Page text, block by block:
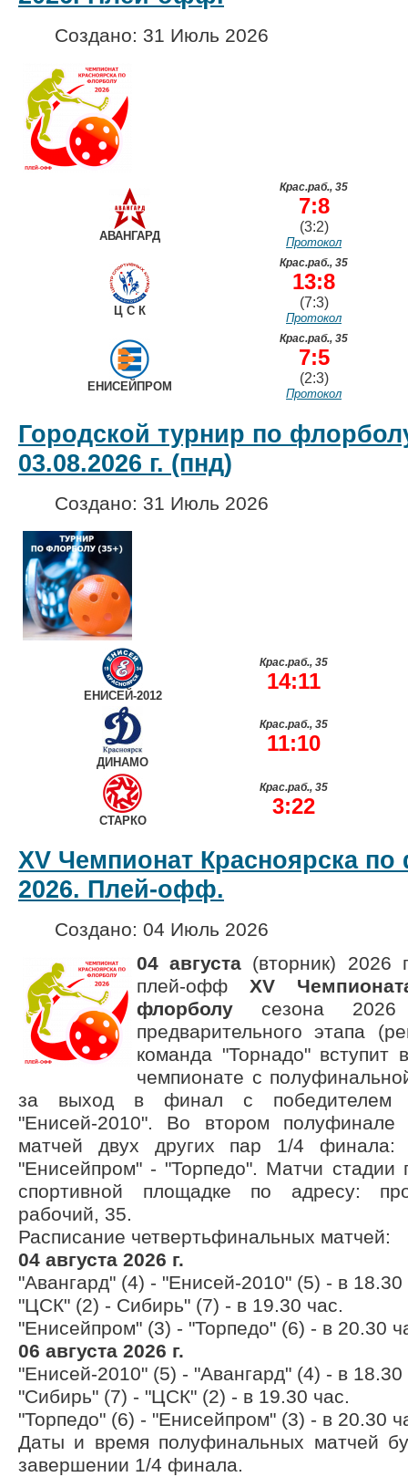
Создано: 31 Июль 2026
АВАНГАРД
Крас.раб., 35
7:8
(3:2)
Протокол
Ц С К
Крас.раб., 35
13:8
(7:3)
Протокол
ЕНИСЕЙПРОМ
Крас.раб., 35
7:5
(2:3)
Протокол
Городской турнир по
03.08.2026 г. (пнд)
Создано: 31 Июль 2026
ЕНИСЕЙ-2012
Крас.раб., 35
14:11
ДИНАМО
Крас.раб., 35
11:10
СТАРКО
Крас.раб., 35
3:22
XV Чемпионат Красноярска
2026. Плей-офф.
Создано: 04 Июль 2026
04 августа (вторник) 2026
плей-офф XV
флорболу сезона 2026
предварительного этапа
команда "Торнадо" вступит
чемпионате с
за выход в финал с победителем
"Енисей-2010". Во втором полуфинале
матчей двух других пар 1/4
"Енисейпром" - "Торпедо". Матчи
спортивной площадке по адресу:
рабочий, 35.
Расписание четвертьфинальных матчей:
04 августа 2026 г.
"Авангард" (4) - "Енисей-2010" (5) - в 18.30
"ЦСК" (2) - Сибирь" (7) - в 19.30 час.
"Енисейпром" (3) - "Торпедо" (6) - в 20.30
06 августа 2026 г.
"Енисей-2010" (5) - "Авангард" (4) - в 18.30
"Сибирь" (7) - "ЦСК" (2) - в 19.30 час.
"Торпедо" (6) - "Енисейпром" (3) - в 20.30
Даты и время полуфинальных матчей
завершении 1/4 финала.